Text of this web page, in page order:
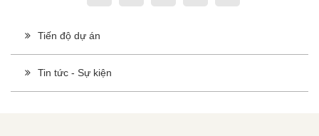
Tiến độ dự án
Tin tức - Sự kiện